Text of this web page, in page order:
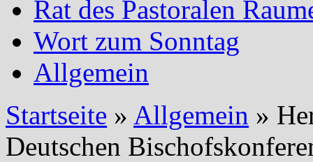
Rat des Pastoralen
Wort zum Sonntag
Allgemein
Startseite » Allgemein »
Deutschen